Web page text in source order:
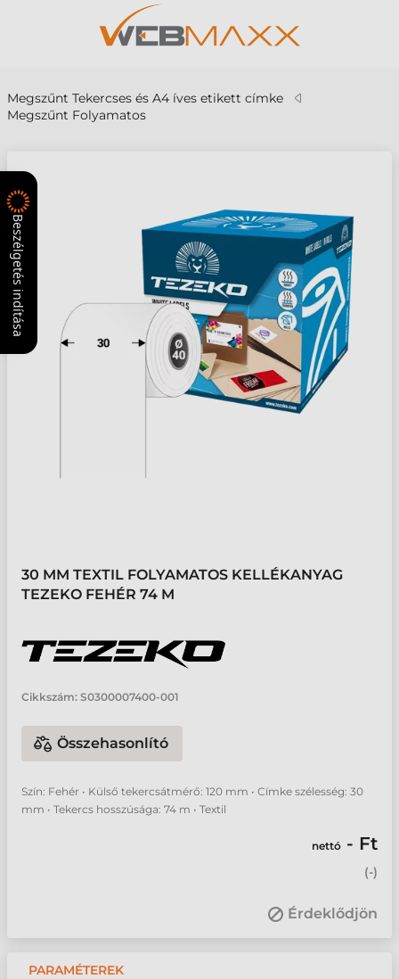
Megszűnt Tekercses és A4 íves etikett címke
Megszűnt Folyamatos
30 MM TEXTIL FOLYAMATOS KELLÉKANYAG
TEZEKO FEHÉR 74 M
Cikkszám: S0300007400-001
Összehasonlító
Szín: Fehér • Külső tekercsátmérő: 120 mm • Címke szélesség: 30
mm • Tekercs hosszúsága: 74 m • Textil
nettó - Ft
(-)
Érdeklődjön
PARAMÉTEREK
Beszélgetés indítása